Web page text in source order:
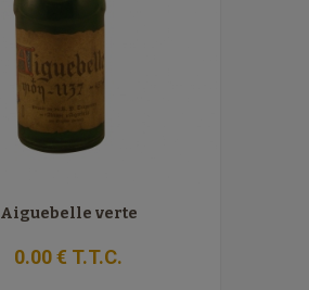
Aiguebelle verte
0.00€ T.T.C.